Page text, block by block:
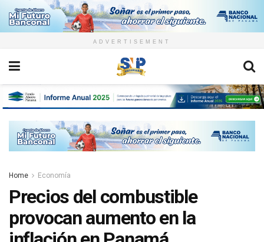
ADVERTISEMENT
Home Economía
Precios del combustible
provocan aumento en la